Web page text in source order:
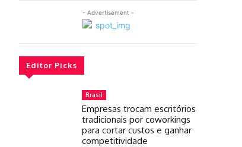
- Advertisement -
Editor Picks
Brasil
Empresas trocam escritórios
tradicionais por coworkings
para cortar custos e ganhar
competitividade